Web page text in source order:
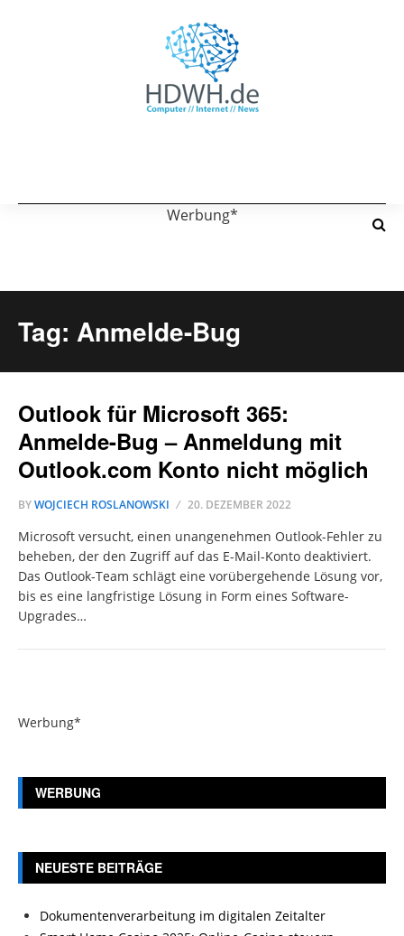
Werbung*
Tag: Anmelde-Bug
Outlook für Microsoft 365:
Anmelde-Bug – Anmeldung mit
Outlook.com Konto nicht möglich
BYWOJCIECH ROSLANOWSKI 20. DEZEMBER 2022
Microsoft versucht, einen unangenehmen Outlook-Fehler zu
beheben, der den Zugriff auf das E-Mail-Konto deaktiviert.
Das Outlook-Team schlägt eine vorübergehende Lösung vor,
bis es eine langfristige Lösung in Form eines Software-
Upgrades…
Werbung*
WERBUNG
NEUESTE BEITRÄGE
Dokumentenverarbeitung im digitalen Zeitalter